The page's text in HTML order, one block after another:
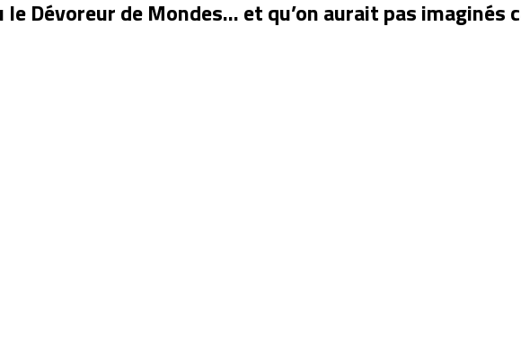
Dévoreur de Mondes… et qu’on aurait pas imaginés